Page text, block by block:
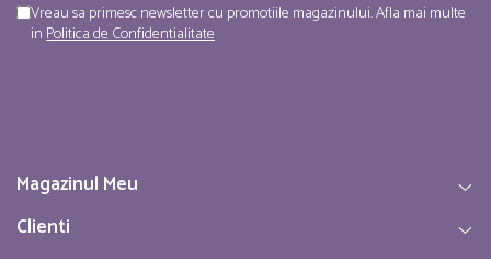
Vreau sa primesc newsletter cu promotiile magazinului. Afla mai multe
inPolitica de Confidentialitate
Magazinul Meu
Clienti